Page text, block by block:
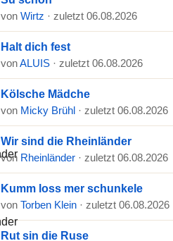
von Wirtz · zuletzt 06.08.2026
Halt dich fest
vonALUIS · zuletzt 06.08.2026
Kölsche Mädche
von Micky Brühl · zuletzt 06.08.2026
Wir sind die Rheinländer
von Rheinländer · zuletzt 06.08.2026
Kumm loss mer schunkele
von Torben Klein · zuletzt 06.08.2026
Rut sin die Ruse